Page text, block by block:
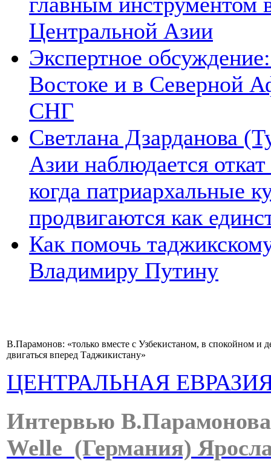
Центральной Азии
Экспертное
Востоке и в Северной
СНГ
Светлана Дзарданова
Азии наблюдается
когда патриархальные
продвигаются как
Как помочь
Владимиру Путину
В.Парамонов: «только вместе с Узбекистаном, в спокойном
двигаться вперед Таджикистану»
ЦЕНТРАЛЬНАЯ
Интервью
Welle (Германия)